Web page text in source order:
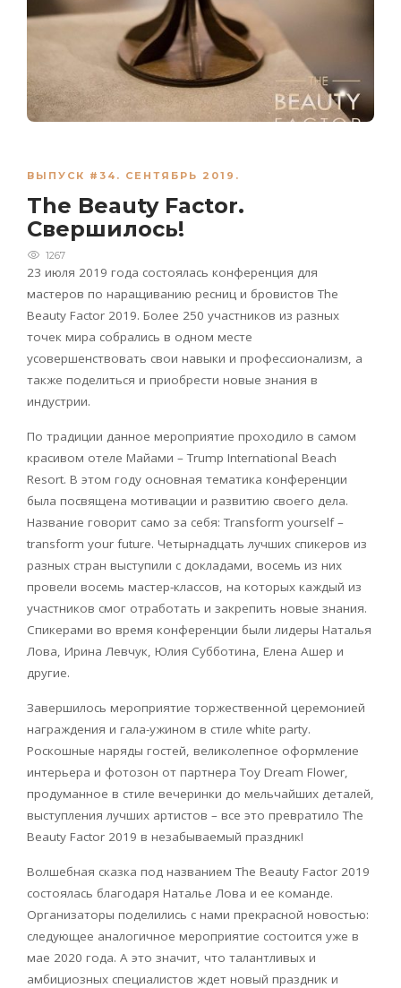
ВЫПУСК #34. СЕНТЯБРЬ 2019.
The Beauty Factor.
Свершилось!
1267
23 июля 2019 года состоялась конференция для
мастеров по наращиванию ресниц и бровистов The
Beauty Factor 2019. Более 250 участников из разных
точек мира собрались в одном месте
усовершенствовать свои навыки и профессионализм, а
также поделиться и приобрести новые знания в
индустрии.
По традиции данное мероприятие проходило в самом
красивом отеле Майами – Trump International Beach
Resort. В этом году основная тематика конференции
была посвящена мотивации и развитию своего дела.
Название говорит само за себя: Transform yourself –
transform your future. Четырнадцать лучших спикеров из
разных стран выступили с докладами, восемь из них
провели восемь мастер-классов, на которых каждый из
участников смог отработать и закрепить новые знания.
Спикерами во время конференции были лидеры Наталья
Лова, Ирина Левчук, Юлия Субботина, Елена Ашер и
другие.
Завершилось мероприятие торжественной церемонией
награждения и гала-ужином в стиле white party.
Роскошные наряды гостей, великолепное оформление
интерьера и фотозон от партнера Toy Dream Flower,
продуманное в стиле вечеринки до мельчайших деталей,
выступления лучших артистов – все это превратило The
Beauty Factor 2019 в незабываемый праздник!
Волшебная сказка под названием The Beauty Factor 2019
состоялась благодаря Наталье Лова и ее команде.
Организаторы поделились с нами прекрасной новостью:
следующее аналогичное мероприятие состоится уже в
мае 2020 года. А это значит, что талантливых и
амбициозных специалистов ждет новый праздник и